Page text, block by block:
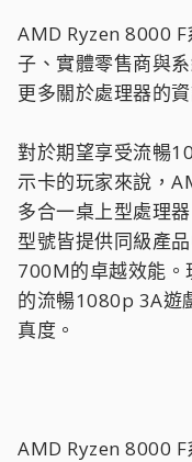
AMD Ryzen 8000
子、實體零售商與
更多關於處理器的
對於期望享受流暢
示卡的玩家來說，
多合一桌上型處理
型號皆提供同級產
700M的卓越效能。
的流暢1080p 3A遊
真度。
AMD Ryzen 8000